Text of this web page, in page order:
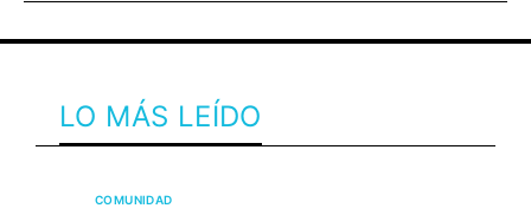
LO MÁS LEÍDO
COMUNIDAD